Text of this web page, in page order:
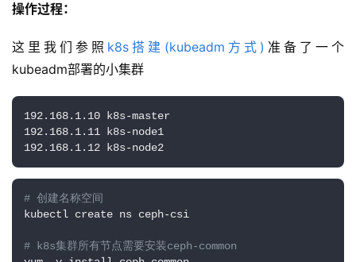
操作过程：
这里我们参照 k8s搭建(kubeadm方式) 准备了一个
kubeadm部署的小集群
192.168.1.10 k8s-master
192.168.1.11 k8s-node1
192.168.1.12 k8s-node2
# 创建名称空间
kubectl create ns ceph-csi
# k8s集群所有节点需要安装ceph-common